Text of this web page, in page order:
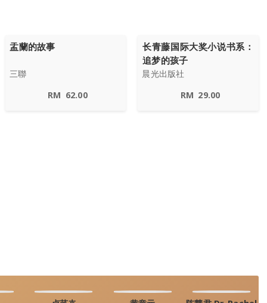
盂蘭的故事
三聯
RM 62.00
长青藤国际大奖小说书系：
追梦的孩子
晨光出版社
RM 29.00